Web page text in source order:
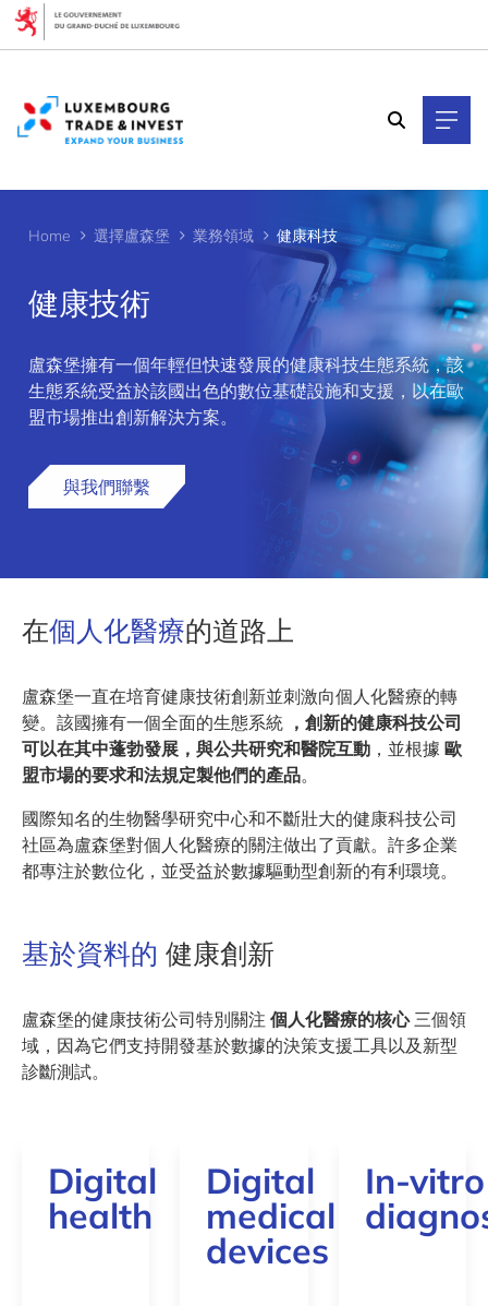
Home 選擇盧森堡 業務領域 健康科技
健康技術
盧森堡擁有一個年輕但快速發展的健康科技生態系統，該
生態系統受益於該國出色的數位基礎設施和支援，以在歐
盟市場推出創新解決方案。
與我們聯繫
在個人化醫療的道路上
盧森堡一直在培育健康技術創新並刺激向個人化醫療的轉
變。該國擁有一個全面的生態系統 ，創新的健康科技公司
可以在其中蓬勃發展，與公共研究和醫院互動 ，並根據 歐
盟市場的要求和法規定製他們的產品。
國際知名的生物醫學研究中心和不斷壯大的健康科技公司
社區為盧森堡對個人化醫療的關注做出了貢獻。許多企業
都專注於數位化，並受益於數據驅動型創新的有利環境。
基於資料的 健康創新
盧森堡的健康技術公司特別關注 個人化醫療的核心三個領
域，因為它們支持開發基於數據的決策支援工具以及新型
診斷測試。
Digital
health
Digital
medical
devices
In-vitro
Cookies management panel